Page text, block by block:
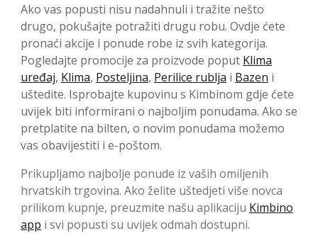
Ako vas popusti nisu nadahnuli i tražite nešto
drugo, pokušajte potražiti drugu robu. Ovdje ćete
pronaći akcije i ponude robe iz svih kategorija.
Pogledajte promocije za proizvode poput Klima
uređaj, Klima, Posteljina, Perilice rublja i Bazen i
uštedite. Isprobajte kupovinu s Kimbinom gdje ćete
uvijek biti informirani o najboljim ponudama. Ako se
pretplatite na bilten, o novim ponudama možemo
vas obavijestiti i e-poštom.
Prikupljamo najbolje ponude iz vaših omiljenih
hrvatskih trgovina. Ako želite uštedjeti više novca
prilikom kupnje, preuzmite našu aplikaciju Kimbino
app i svi popusti su uvijek odmah dostupni.